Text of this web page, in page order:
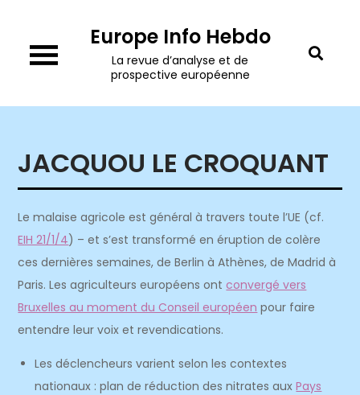
content
Europe Info Hebdo
La revue d’analyse et de
prospective européenne
JACQUOU LE CROQUANT
Le malaise agricole est général à travers toute l’UE (cf.
EIH 21/1/4) – et s’est transformé en éruption de colère
ces dernières semaines, de Berlin à Athènes, de Madrid à
Paris. Les agriculteurs européens ont convergé vers
Bruxelles au moment du Conseil européen pour faire
entendre leur voix et revendications.
Les déclencheurs varient selon les contextes
nationaux : plan de réduction des nitrates auxPays